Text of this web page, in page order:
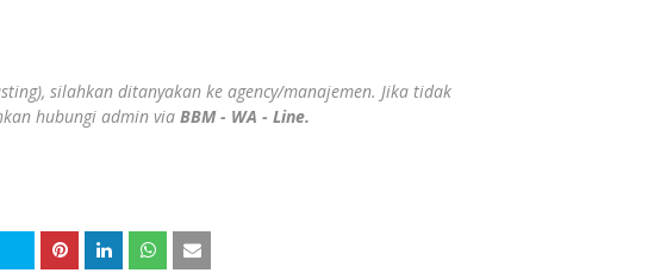
silahkan ditanyakan ke agency/manajemen. Jika tidak
hubungi admin via BBM - WA - Line.